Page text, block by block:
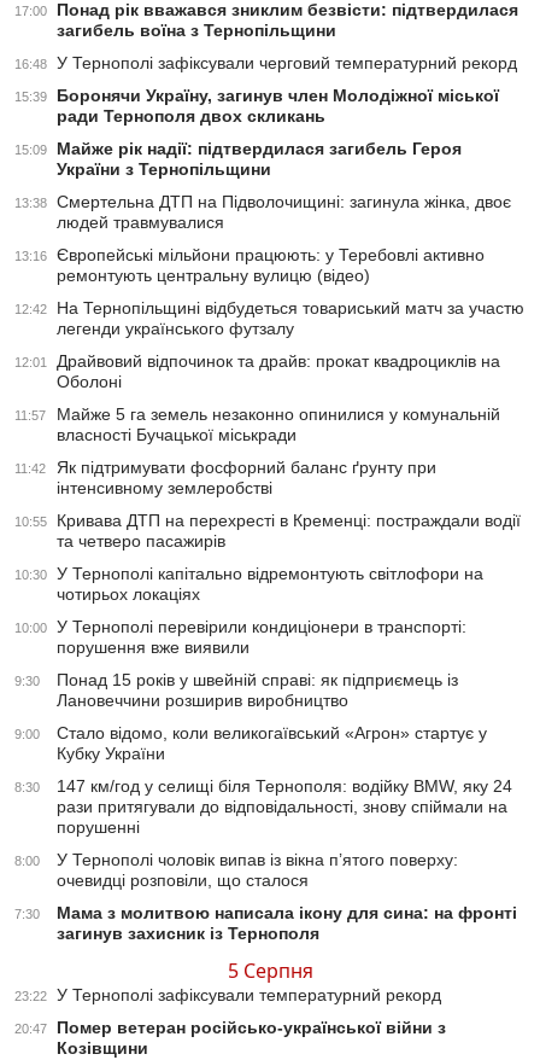
17:00
Понад рік вважався зниклим безвісти: підтвердилася
загибель воїна з Тернопільщини
16:48 У Тернополі зафіксували черговий температурний рекорд
15:39
Боронячи Україну, загинув член Молодіжної міської
ради Тернополя двох скликань
15:09
Майже рік надії: підтвердилася загибель Героя
України з Тернопільщини
13:38
Смертельна ДТП на Підволочищині: загинула жінка, двоє
людей травмувалися
13:16
Європейські мільйони працюють: у Теребовлі активно
ремонтують центральну вулицю (відео)
12:42
На Тернопільщині відбудеться товариський матч за участю
легенди українського футзалу
12:01
Драйвовий відпочинок та драйв: прокат квадроциклів на
Оболоні
11:57
Майже 5 га земель незаконно опинилися у комунальній
власності Бучацької міськради
11:42
Як підтримувати фосфорний баланс ґрунту при
інтенсивному землеробстві
10:55
Кривава ДТП на перехресті в Кременці: постраждали водії
та четверо пасажирів
10:30
У Тернополі капітально відремонтують світлофори на
чотирьох локаціях
10:00
У Тернополі перевірили кондиціонери в транспорті:
порушення вже виявили
9:30
Понад 15 років у швейній справі: як підприємець із
Лановеччини розширив виробництво
9:00
Стало відомо, коли великогаївський «Агрон» стартує у
Кубку України
8:30
147 км/год у селищі біля Тернополя: водійку BMW, яку 24
рази притягували до відповідальності, знову спіймали на
порушенні
8:00
У Тернополі чоловік випав із вікна п’ятого поверху:
очевидці розповіли, що сталося
7:30
Мама з молитвою написала ікону для сина: на фронті
загинув захисник із Тернополя
5 Серпня
23:22 У Тернополі зафіксували температурний рекорд
20:47
Помер ветеран російсько-української війни з
Козівщини